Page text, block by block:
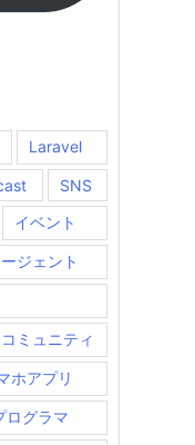
Laravel
SNS
イベント
ジェント
コミュニティ
ホアプリ
ログラマ